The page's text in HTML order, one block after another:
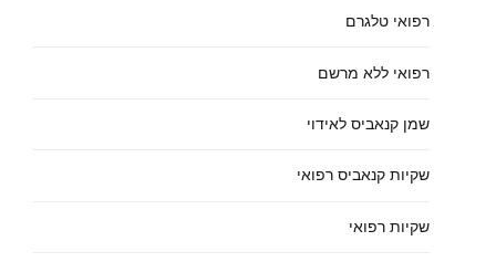
רפואי טלגרם
רפואי ללא מרשם
שמן קנאביס לאידוי
שקיות קנאביס רפואי
שקיות רפואי